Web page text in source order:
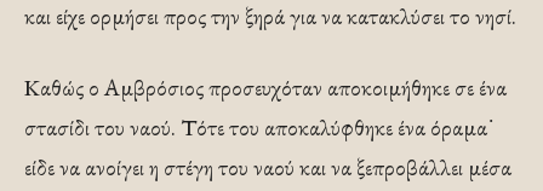
και είχε ορμήσει προς την ξηρά για να κατακλύσει το νησί.
Καθώς ο Αμβρόσιος προσευχόταν αποκοιμήθηκε σε ένα
στασίδι του ναού. Τότε του αποκαλύφθηκε ένα όραμα˙
είδε να ανοίγει η στέγη του ναού και να ξεπροβάλλει μέσα